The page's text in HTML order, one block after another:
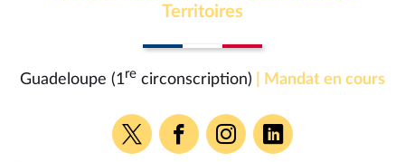
Territoires
Guadeloupe (1re circonscription) | Mandat en cours
Voir
la
Voir
la
Voir
la
Voir
la